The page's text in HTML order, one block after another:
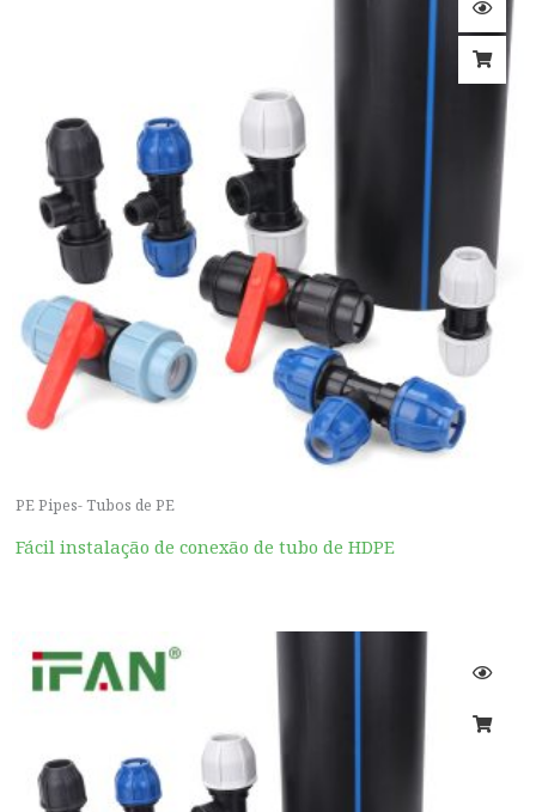
PE Pipes- Tubos de PE
Fácil instalação de conexão de tubo de HDPE